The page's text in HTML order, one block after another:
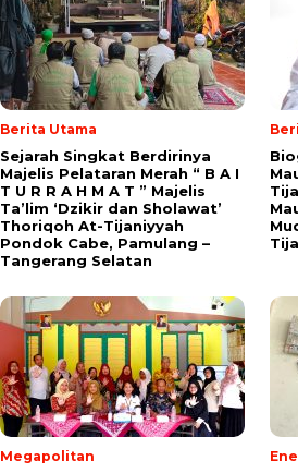
Berita Utama
Sejarah Singkat Berdirinya
Majelis Pelataran Merah “ B A I
T U R R A H M A T ” Majelis
Ta’lim ‘Dzikir dan Sholawat’
Thoriqoh At-Tijaniyyah
Pondok Cabe, Pamulang –
Tangerang Selatan
Megapolitan